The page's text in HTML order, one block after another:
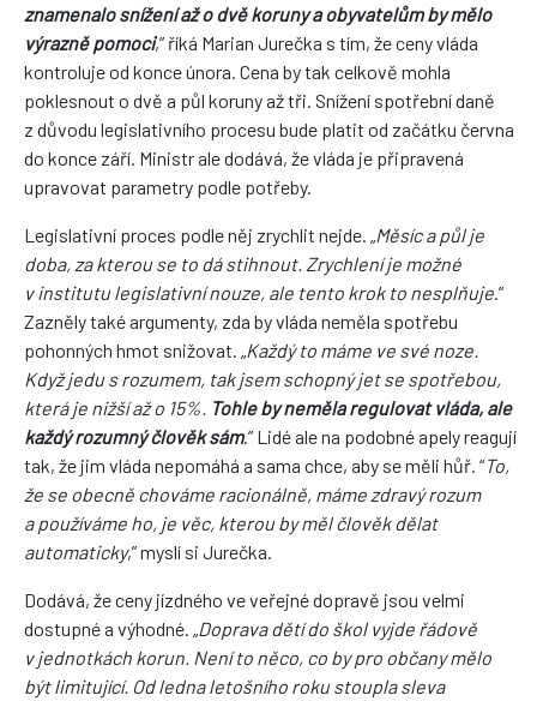
znamenalo snížení až o dvě koruny a obyvatelům by mělo
výrazně pomoci,” říká Marian Jurečka s tím, že ceny vláda
kontroluje od konce února. Cena by tak celkově mohla
poklesnout o dvě a půl koruny až tři. Snížení spotřební daně
z důvodu legislativního procesu bude platit od začátku června
do konce září. Ministr ale dodává, že vláda je připravená
upravovat parametry podle potřeby.
Legislativní proces podle něj zrychlit nejde. „
Měsíc a půl je
doba, za kterou se to dá stihnout. Zrychlení je možné
v institutu legislativní nouze, ale tento krok to nesplňuje .”
Zazněly také argumenty, zda by vláda neměla spotřebu
pohonných hmot snižovat. „
Každý to máme ve své noze.
Když jedu s rozumem, tak jsem schopný jet se spotřebou,
která je nižší až o 15%. Tohle by neměla regulovat vláda, ale
každý rozumný člověk sám.” Lidé ale na podobné apely reagují
tak, že jim vláda nepomáhá a sama chce, aby se měli hůř. “To,
že se obecně chováme racionálně, máme zdravý rozum
a používáme ho, je věc, kterou by měl člověk dělat
automaticky,” myslí si Jurečka.
Dodává, že ceny jízdného ve veřejné dopravě jsou velmi
dostupné a výhodné. „
Doprava dětí do škol vyjde řádově
v jednotkách korun. Není to něco, co by pro občany mělo
být limitující. Od ledna letošního roku stoupla sleva